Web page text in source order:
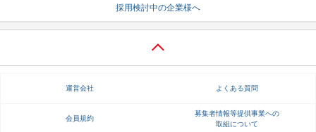
採用検討中の企業様へ
運営会社 よくある質問
会員規約
募集者情報等提供事業への
取組について